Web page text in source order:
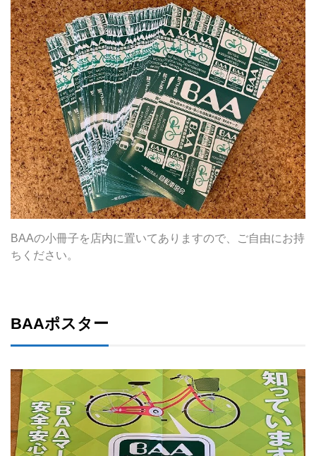
BAAの小冊子を店内に置いてありますので、ご自由にお持
ちください。
BAAポスター